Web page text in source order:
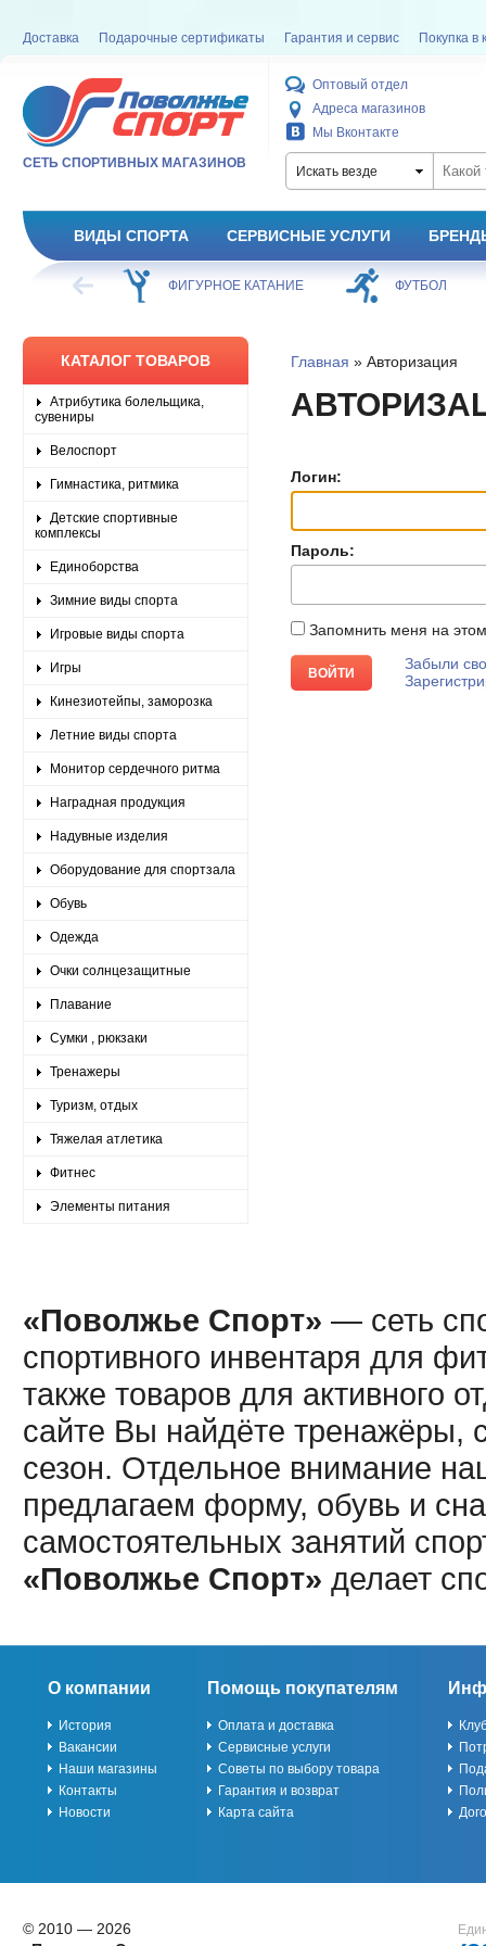
Доставка Подарочные сертификаты Гарантия и сервис Покупка в
СЕТЬ СПОРТИВНЫХ МАГАЗИНОВ
Оптовый отдел
Адреса магазинов
Мы Вконтакте
Искать везде
ВИДЫ СПОРТА СЕРВИСНЫЕ УСЛУГИ
ХОККЕЙ ФИГУРНОЕ КАТАНИЕ ФУТБОЛ
КАТАЛОГ ТОВАРОВ
Атрибутика болельщика,
сувениры
Велоспорт
Гимнастика, ритмика
Детские спортивные
комплексы
Единоборства
Зимние виды спорта
Игровые виды спорта
Игры
Кинезиотейпы, заморозка
Летние виды спорта
Монитор сердечного ритма
Наградная продукция
Надувные изделия
Оборудование для спортзала
Обувь
Одежда
Очки солнцезащитные
Плавание
Сумки , рюкзаки
Тренажеры
Туризм, отдых
Тяжелая атлетика
Фитнес
Элементы питания
Главная » Авторизация
Логин:
Пароль:
Запомнить меня на
Забыли
«Поволжье Спорт» — сеть
спортивного инвентаря для
также товаров для активного
сайте Вы найдёте тренажёры,
сезон. Отдельное внимание
предлагаем форму, обувь и
самостоятельных занятий
«Поволжье Спорт» делает
О компании
История
Вакансии
Наши магазины
Контакты
Новости
Помощь покупателям
Оплата и доставка
Сервисные услуги
Советы по выбору товара
Гарантия и возврат
Карта сайта
© 2010 — 2026